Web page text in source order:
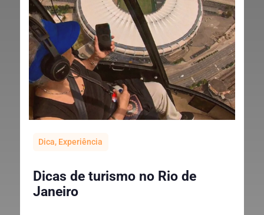
Dica, Experiência
Dicas de turismo no Rio de
Janeiro